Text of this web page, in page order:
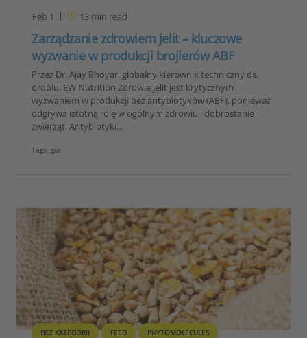
Feb 1 13min read
Zarządzanie zdrowiem jelit – kluczowe
wyzwanie w produkcji brojlerów ABF
Przez Dr. Ajay Bhoyar, globalny kierownik techniczny ds.
drobiu, EW Nutrition Zdrowie jelit jest krytycznym
wyzwaniem w produkcji bez antybiotyków (ABF), ponieważ
odgrywa istotną rolę w ogólnym zdrowiu i dobrostanie
zwierząt. Antybiotyki…
Tags: gut
BEZ KATEGORII FEED PHYTOMOLECULES